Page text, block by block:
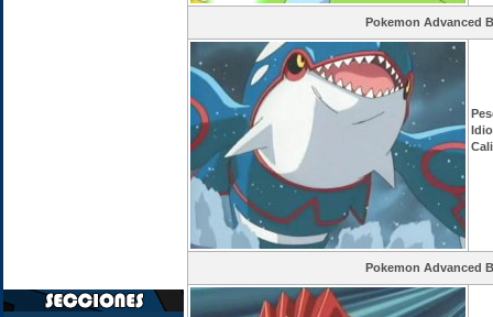
Pokemon Advanced
Pokemon Advanced